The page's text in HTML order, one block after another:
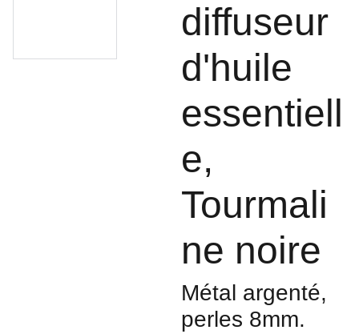
diffuseur
d'huile
essentiell
e,
Tourmali
ne noire
Métal argenté,
perles 8mm.